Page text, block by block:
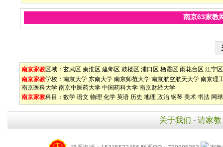
南京63家教
南京家教区域： 玄武区 秦淮区 建邺区 鼓楼区 浦口区 栖霞区 雨花台区 江宁区
南京家教学校： 南京大学 东南大学 南京师范大学 南京航空航天大学 南京理
南京医科大学 南京中医药大学 中国药科大学 南京财经大学
南京家教科目： 数学 语文 物理 化学 英语 历史 地理 政治 钢琴 美术 书法 网球
关于我们 - 请家教